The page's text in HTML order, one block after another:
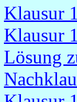
Klausur
Klausur
Lösung